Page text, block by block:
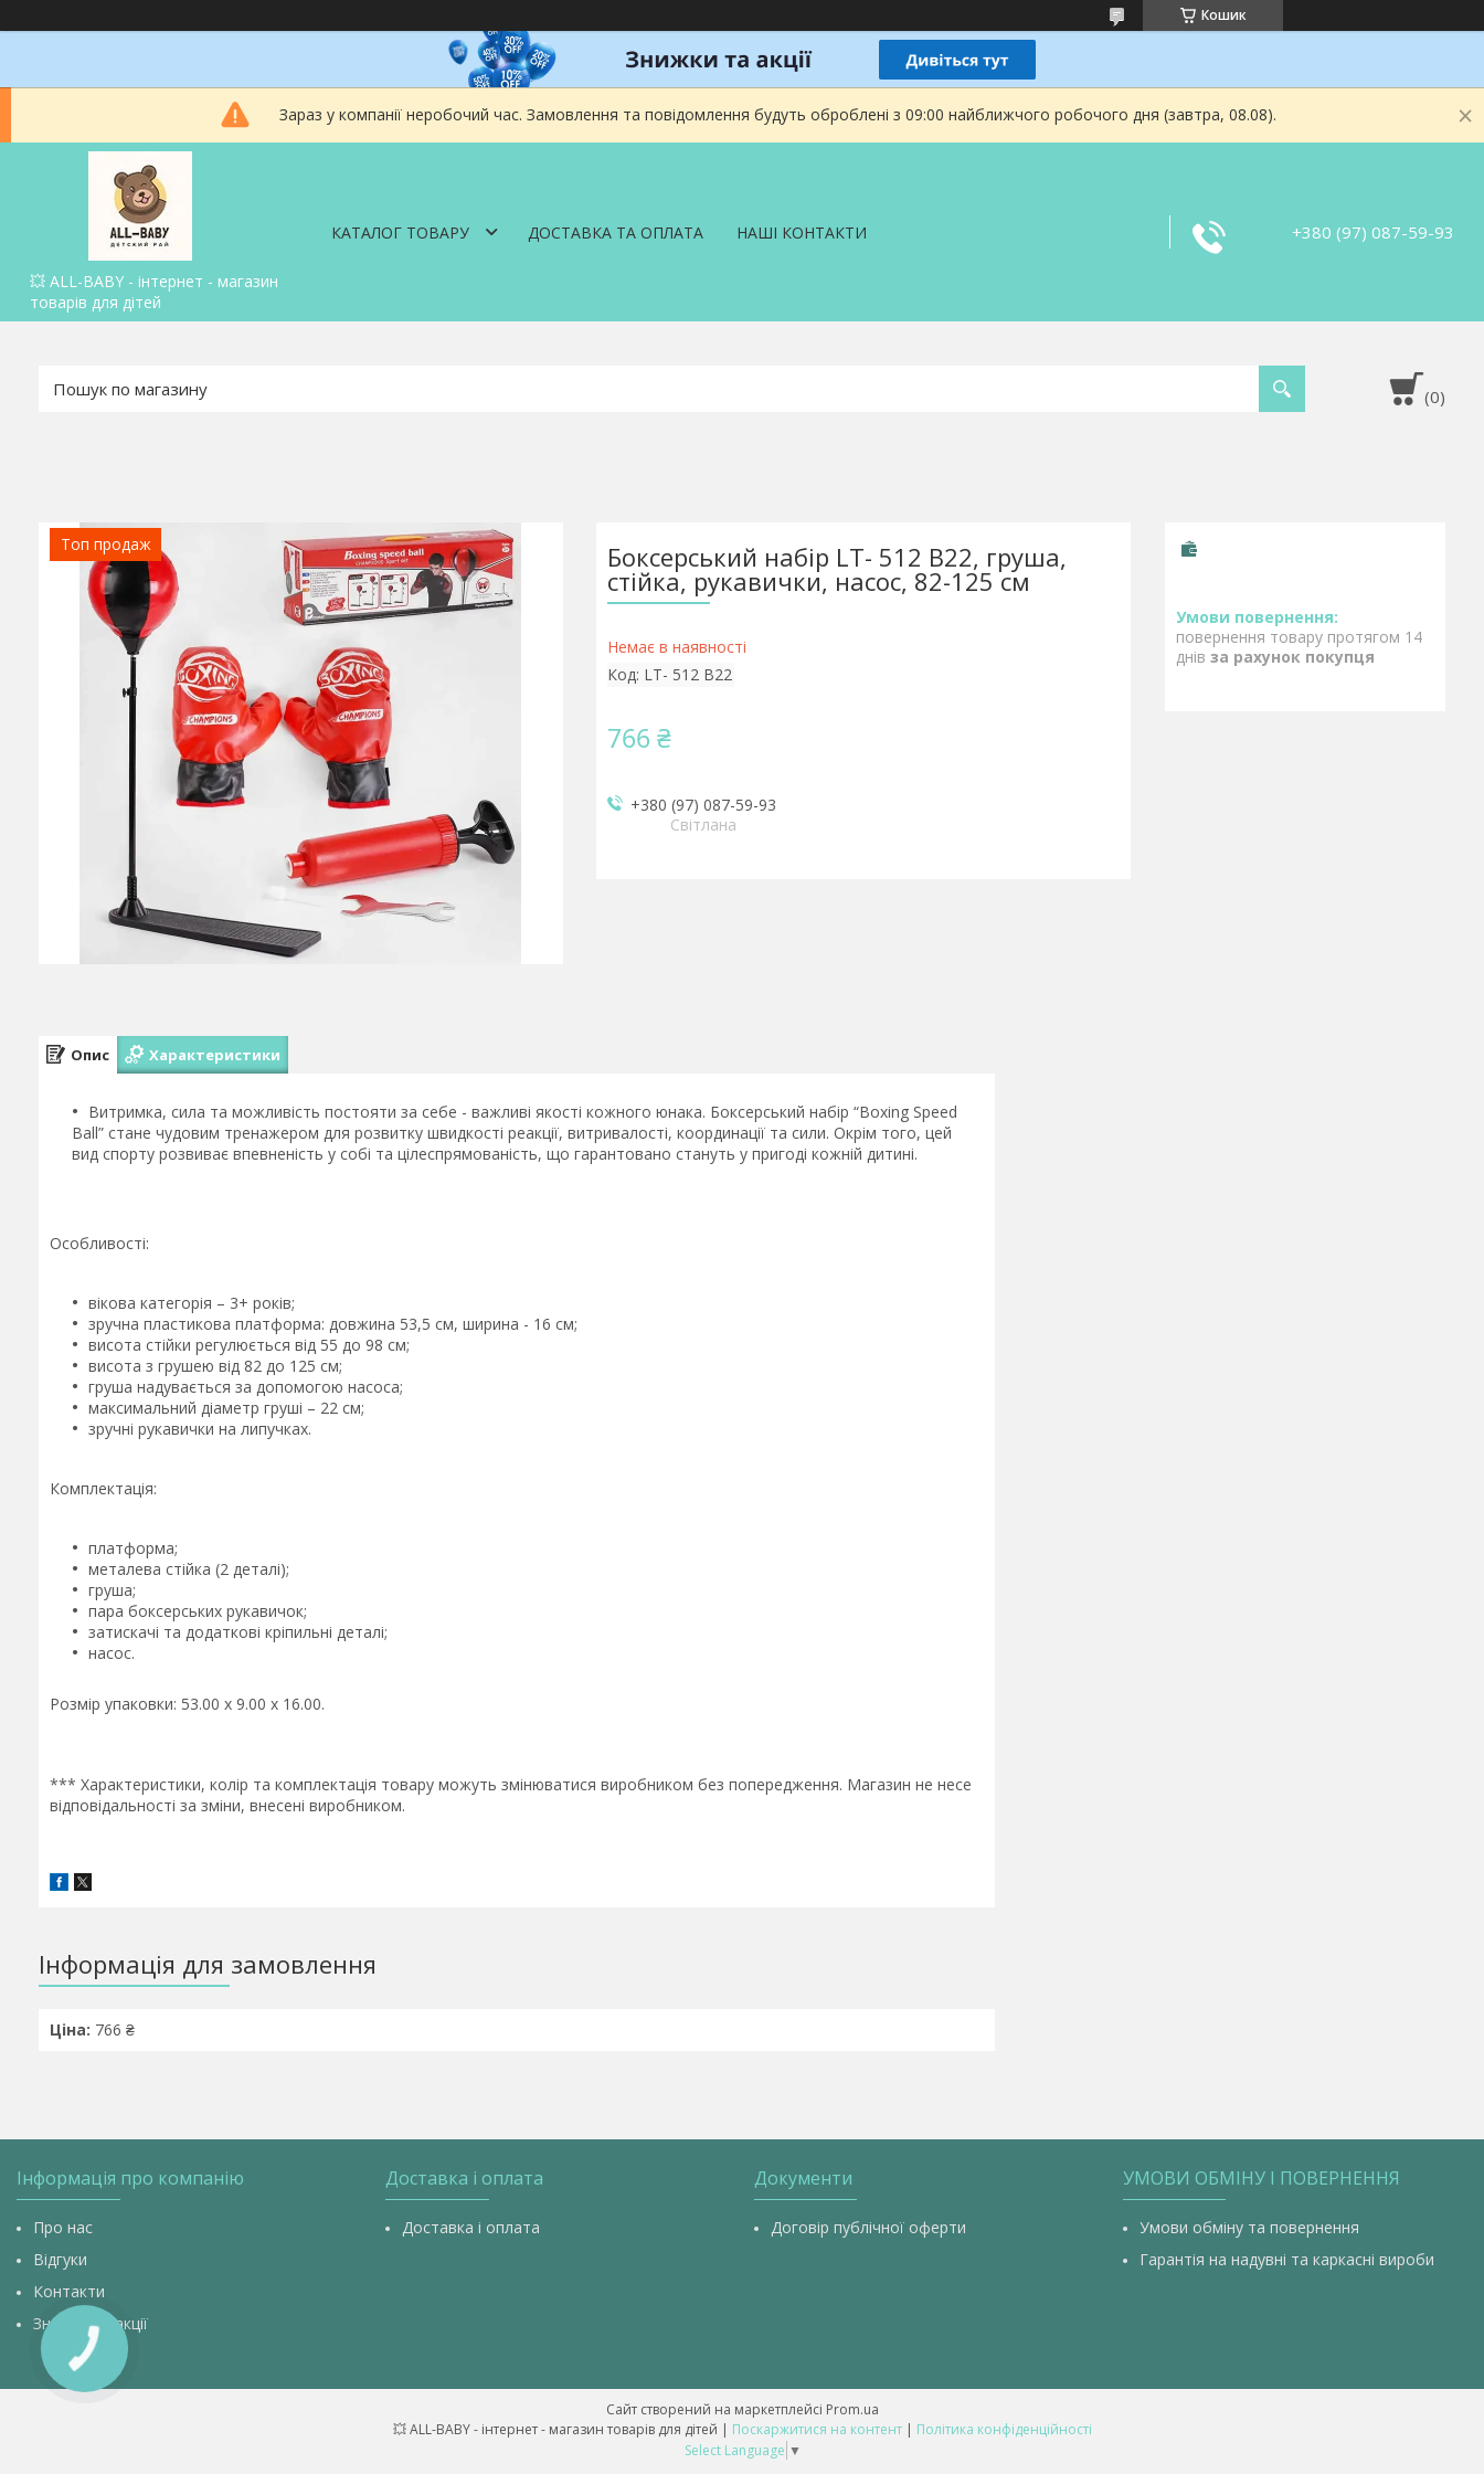
Кошик
Зараз у компанії неробочий час. Замовлення та повідомлення будуть оброблені з 09:00 найближчого робочого дня (завтра, 08.08).
💥 ALL-BABY - інтернет - магазин
товарів для дітей
КАТАЛОГ ТОВАРУ ДОСТАВКА ТА ОПЛАТА НАШІ КОНТАКТИ +380 (97) 087-59-93
Топ продаж Боксерський набір LT- 512 B22, груша,
стійка, рукавички, насос, 82-125 см
Немає в наявності
Код: LT- 512 B22
766 ₴
+380 (97) 087-59-93
Світлана
повернення товару протягом 14
днів за рахунок покупця
Опис Характеристики
Витримка, сила та можливість постояти за себе - важливі якості кожного юнака. Боксерський набір “Boxing Speed
Ball” стане чудовим тренажером для розвитку швидкості реакції, витривалості, координації та сили. Окрім того, цей
вид спорту розвиває впевненість у собі та цілеспрямованість, що гарантовано стануть у пригоді кожній дитині.
Особливості:
вікова категорія – 3+ років;
зручна пластикова платформа: довжина 53,5 см, ширина - 16 см;
висота стійки регулюється від 55 до 98 см;
висота з грушею від 82 до 125 см;
груша надувається за допомогою насоса;
максимальний діаметр груші – 22 см;
зручні рукавички на липучках.
Комплектація:
платформа;
металева стійка (2 деталі);
груша;
пара боксерських рукавичок;
затискачі та додаткові кріпильні деталі;
насос.
Розмір упаковки: 53.00 x 9.00 x 16.00.
*** Характеристики, колір та комплектація товару можуть змінюватися виробником без попередження. Магазин не несе
відповідальності за зміни, внесені виробником.
Інформація для замовлення
Ціна: 766 ₴
Інформація про компанію
Про нас
Відгуки
Контакти
Знижки та акції
Доставка і оплата
Доставка і оплата
Документи
Договір публічної оферти
УМОВИ ОБМІНУ І ПОВЕРНЕННЯ
Умови обміну та повернення
Гарантія на надувні та каркасні вироби
Сайт створений на маркетплейсі Prom.ua
💥 ALL-BABY - інтернет - магазин товарів для дітей | Поскаржитися на контент | Політика конфіденційності
Select Language ▼
КНОПКА
ЗВ'ЯЗКУ